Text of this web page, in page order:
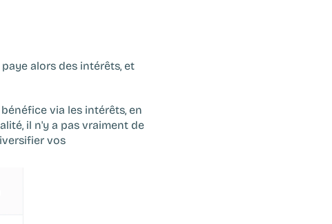
paye alors des intérêts, et
via les intérêts, en
vos